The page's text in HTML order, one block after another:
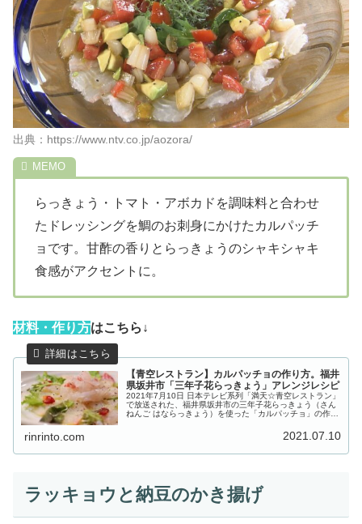
出典：https://www.ntv.co.jp/aozora/
らっきょう・トマト・アボカドを調味料と合わせ
たドレッシングを鯛のお刺身にかけたカルパッチ
ョです。甘酢の香りとらっきょうのシャキシャキ
食感がアクセントに。
材料・作り方はこちら↓
【青空レストラン】カルパッチョの作り方。福井
県坂井市「三年子花らっきょう」アレンジレシピ
2021年7月10日 日本テレビ系列「満天☆青空レストラン」
で放送された、福井県坂井市の三年子花らっきょう（さん
ねんご はならっきょう）を使った「カルパッチョ」の作り
rinrinto.com 2021.07.10
ラッキョウと納豆のかき揚げ